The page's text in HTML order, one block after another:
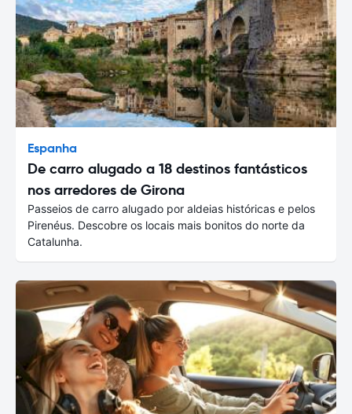
Espanha
De carro alugado a 18 destinos fantásticos
nos arredores de Girona
Passeios de carro alugado por aldeias históricas e pelos
Pirenéus. Descobre os locais mais bonitos do norte da
Catalunha.